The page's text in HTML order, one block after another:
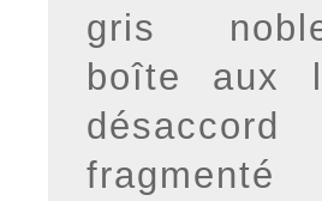
gris
boîte aux
désaccord
fragmenté